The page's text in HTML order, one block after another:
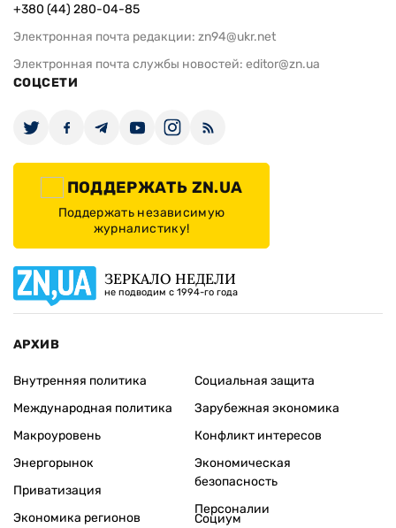
+380 (44) 280-04-85
Электронная почта редакции: zn94@ukr.net
Электронная почта службы новостей: editor@zn.ua
СОЦСЕТИ
ПОДДЕРЖАТЬ ZN.UA
Поддержать независимую
журналистику!
ЗЕРКАЛО НЕДЕЛИ
не подводим с 1994-го года
АРХИВ
Внутренняя политика
Международная политика
Макроуровень
Энергорынок
Приватизация
Экономика регионов
Социальная защита
Зарубежная экономика
Конфликт интересов
Экономическая
безопасность
Персоналии
Социум